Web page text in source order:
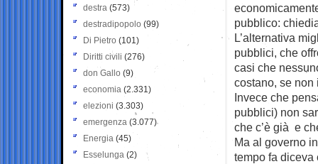
pubblico:
L’alternativa
pubblici, che
casi che
costano, se
Invece che
pubblici) non
che c’è già e
Ma al governo
tempo fa diceva
destra (573)
destradipopolo (99)
Di Pietro (101)
Diritti civili (276)
don Gallo (9)
economia (2.331)
elezioni (3.303)
emergenza (3.077)
Energia (45)
Esselunga (2)